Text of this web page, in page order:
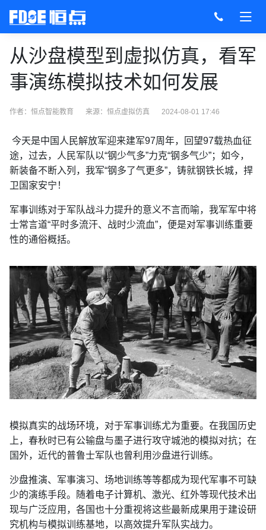
从沙盘模型到虚拟仿真，看军
事演练模拟技术如何发展
作者：恒点智能教育 来源： 恒点虚拟仿真 2024-08-01 17:46
今天是中国人民解放军迎来建军97周年，回望97载热血征
途，过去，人民军队以“钢少气多”力克“钢多气少”；如今，
新装备不断入列，我军“钢多了气更多”，铸就钢铁长城，捍
卫国家安宁！
军事训练对于军队战斗力提升的意义不言而喻，我军军中将
士常言道“平时多流汗、战时少流血”，便是对军事训练重要
性的通俗概括。
模拟真实的战场环境，对于军事训练尤为重要。在我国历史
上，春秋时已有公输盘与墨子进行攻守城池的模拟对抗；在
国外，近代的普鲁士军队也曾利用沙盘进行训练。
沙盘推演、军事演习、场地训练等等都成为现代军事不可缺
少的演练手段。随着电子计算机、激光、红外等现代技术出
现与广泛应用，各国也十分重视将这些最新成果用于建设研
究机构与模拟训练基地，以高效提升军队实战力。